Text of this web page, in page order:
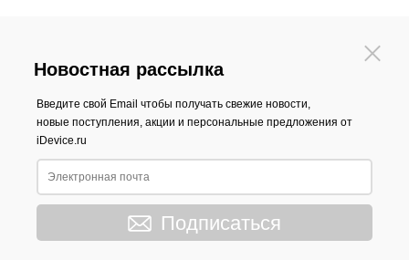
Новостная рассылка
Введите свой Email чтобы получать свежие новости,
новые поступления, акции и персональные предложения от
iDevice.ru
Подписаться